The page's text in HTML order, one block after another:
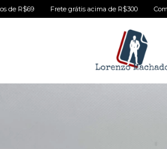
R$69 Frete grátis acima de R$300